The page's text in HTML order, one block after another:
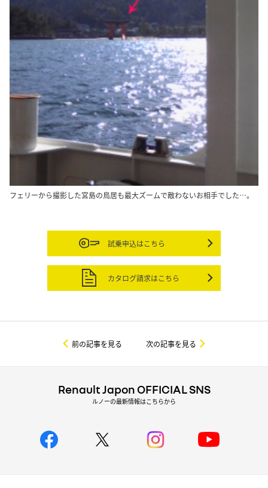
フェリーから撮影した宮島の鳥居も最大ズームで敵わないお相手でした…。
試乗申込はこちら
カタログ請求はこちら
前の記事を見る 次の記事を見る
Renault Japon OFFICIAL SNS
ルノーの最新情報はこちらから